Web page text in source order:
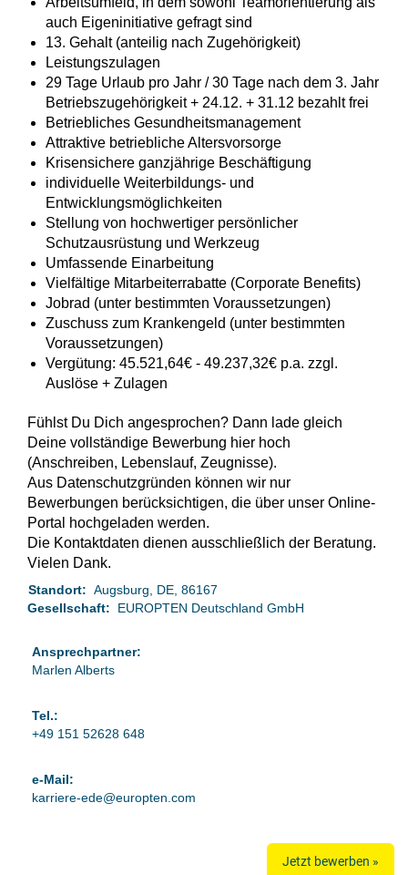
auch Eigeninitiative gefragt sind
13. Gehalt (anteilig nach Zugehörigkeit)
Leistungszulagen
29 Tage Urlaub pro Jahr / 30 Tage nach dem 3. Jahr
Betriebszugehörigkeit + 24.12. + 31.12 bezahlt frei
Betriebliches Gesundheitsmanagement
Attraktive betriebliche Altersvorsorge
Krisensichere ganzjährige Beschäftigung
individuelle Weiterbildungs- und
Entwicklungsmöglichkeiten
Stellung von hochwertiger persönlicher
Schutzausrüstung und Werkzeug
Umfassende Einarbeitung
Vielfältige Mitarbeiterrabatte (Corporate Benefits)
Jobrad (unter bestimmten Voraussetzungen)
Zuschuss zum Krankengeld (unter bestimmten
Voraussetzungen)
Vergütung: 45.521,64€ - 49.237,32€ p.a. zzgl.
Auslöse + Zulagen
Fühlst Du Dich angesprochen? Dann lade gleich
Deine vollständige Bewerbung hier hoch
(Anschreiben, Lebenslauf, Zeugnisse).
Aus Datenschutzgründen können wir nur
Bewerbungen berücksichtigen, die über unser Online-
Portal hochgeladen werden.
Die Kontaktdaten dienen ausschließlich der Beratung.
Vielen Dank.
Standort: Augsburg, DE, 86167
Gesellschaft: EUROPTEN Deutschland GmbH
Ansprechpartner:
Marlen Alberts
Tel.:
+49 151 52628 648
e-Mail:
karriere-ede@europten.com
Jetzt bewerben »